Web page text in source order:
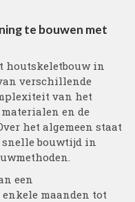
te bouwen met
houtskeletbouw in
verschillende
van het
en de
het algemeen staat
snelle bouwtijd in
een
maanden tot